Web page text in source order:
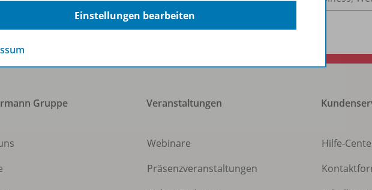
Gruppe Veranstaltungen
Webinare
Präsenzveranstaltungen
Hilfe-
Einstellungen bearbeiten